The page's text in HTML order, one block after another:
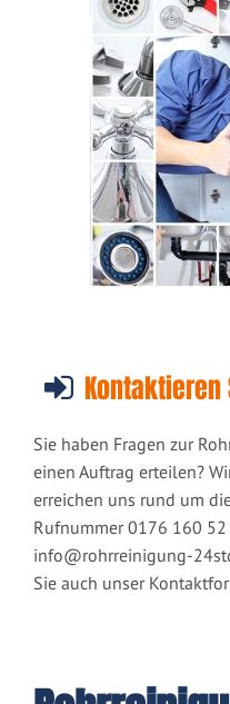
Kontaktieren
Sie haben Fragen zur
einen Auftrag erteilen?
erreichen uns rund um
Rufnummer 0176 160
info@rohrreinigung-
Sie auch unser